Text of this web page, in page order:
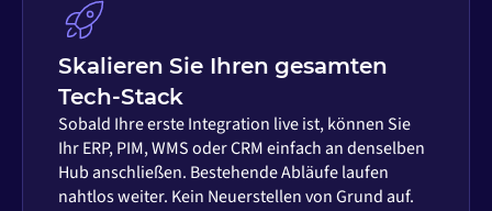
Skalieren Sie Ihren gesamten
Tech-Stack
Sobald Ihre erste Integration live ist, können Sie
Ihr ERP, PIM, WMS oder CRM einfach an denselben
Hub anschließen. Bestehende Abläufe laufen
nahtlos weiter. Kein Neuerstellen von Grund auf.